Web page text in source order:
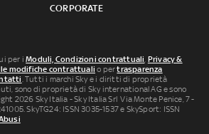
CORPORATE
per iModuli, Condizioni contrattuali, Privacy &
modifiche contrattuali o pertrasparenza
. Tutti i marchi Sky e i diritti di proprietà
sono di proprietà di Sky international AG e sono
2026 Sky Italia - Sky Italia Srl Via Monte Penice, 7 -
SkyTG24: ISSN 3035-1537 e SkySport: ISSN